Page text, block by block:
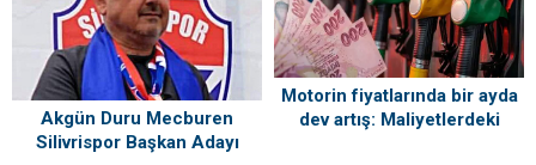
Akgün Duru Mecburen
Silivrispor Başkan Adayı
Motorin fiyatlarında bir ayda
dev artış: Maliyetlerdeki